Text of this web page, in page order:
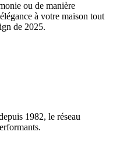
ou de manière
à votre maison tout
de 2025.
1982, le réseau